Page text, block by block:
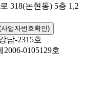
318(논현동) 5층 1,2
사업자번호확인)
남-2315호
0105129호